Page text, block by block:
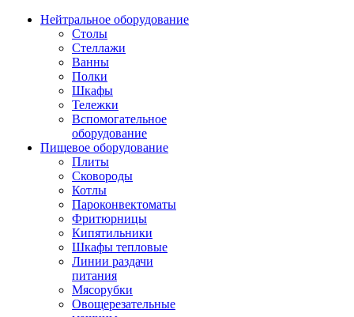
Нейтральное оборудование
Столы
Стеллажи
Ванны
Полки
Шкафы
Тележки
Вспомогательное
оборудование
Пищевое оборудование
Плиты
Сковороды
Котлы
Пароконвектоматы
Фритюрницы
Кипятильники
Шкафы тепловые
Линии раздачи
питания
Мясорубки
Овощерезательные